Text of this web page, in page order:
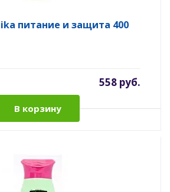
питание и защита 400
558 руб.
В корзину